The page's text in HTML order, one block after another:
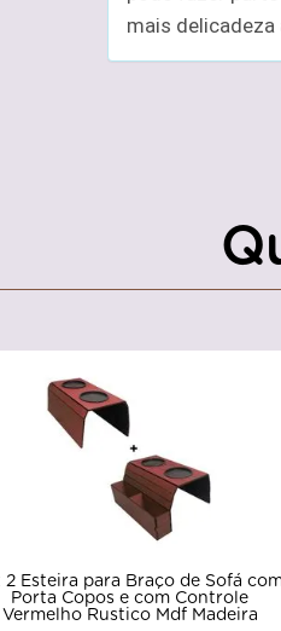
mais delicadeza
2 Esteira para Braço de Sofá
Porta Copos e com Controle
Vermelho Rustico Mdf Madeira